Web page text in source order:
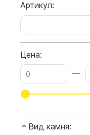
Артикул:
Цена:
—
Вид камня: